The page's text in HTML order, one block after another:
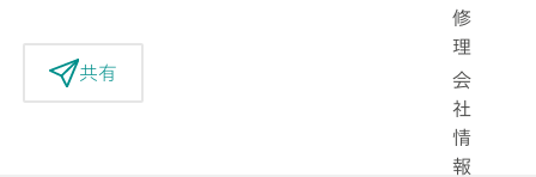
修
理
会
社
情
報
共有